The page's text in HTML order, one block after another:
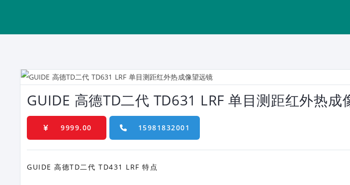
GUIDE 高德TD二代 TD631 LRF 单目测距红外热成
9999.00 15981832001
GUIDE 高德TD二代 TD431 LRF 特点